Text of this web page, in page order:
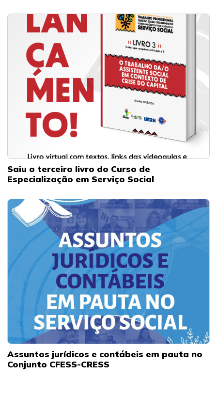
Saiu o terceiro livro do Curso de
Especialização em Serviço Social
Assuntos jurídicos e contábeis em pauta no
Conjunto CFESS-CRESS